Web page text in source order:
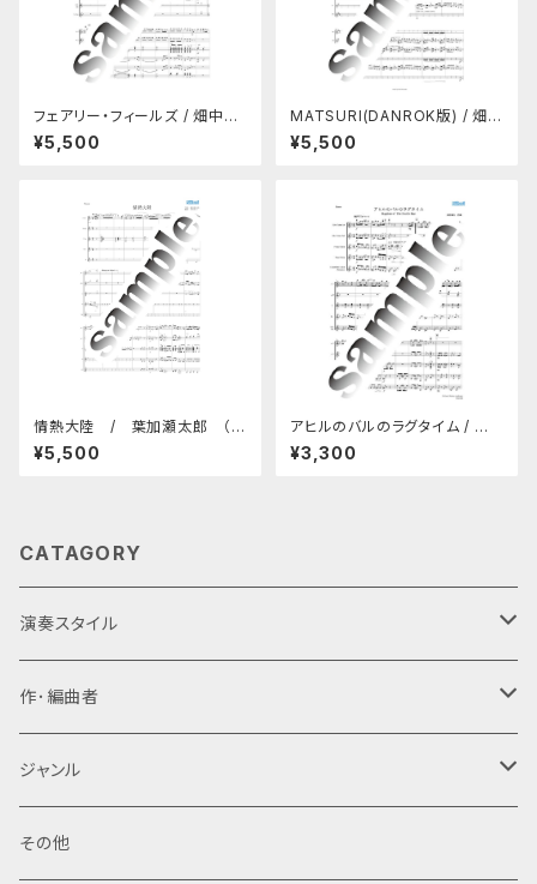
フェアリー・フィールズ / 畑中雄
大 (スコア・パート譜セット)(A4
製本版)
¥5,500
MATSURI(DANROK版) / 畑中
雄大 (スコア・パート譜セット)(A
4製本版)
¥5,500
情熱大陸 / 葉加瀬太郎 （製
本版-Ｂ４）
¥5,500
アヒルのバルのラグタイム / 畑
中雄大 (パート譜セット)（製本
版-A4）
¥3,300
CATAGORY
演奏スタイル
ギターアンサンブル・ギターオーケストラ
6重奏(Danrok)
5重奏(A1,A2,P,B,Gr)
作･編曲者
新堀寛己
寺田和之
ジャンル
オリジナル
その他